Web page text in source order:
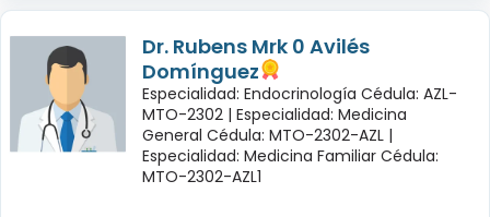
Dr. Rubens Mrk 0 Avilés
Domínguez
Especialidad: Endocrinología Cédula: AZL-
MTO-2302 | Especialidad: Medicina
General Cédula: MTO-2302-AZL |
Especialidad: Medicina Familiar Cédula:
MTO-2302-AZL1